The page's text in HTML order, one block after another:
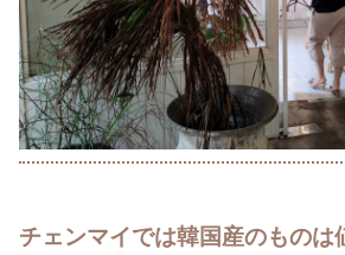
チェンマイでは韓国産のものは